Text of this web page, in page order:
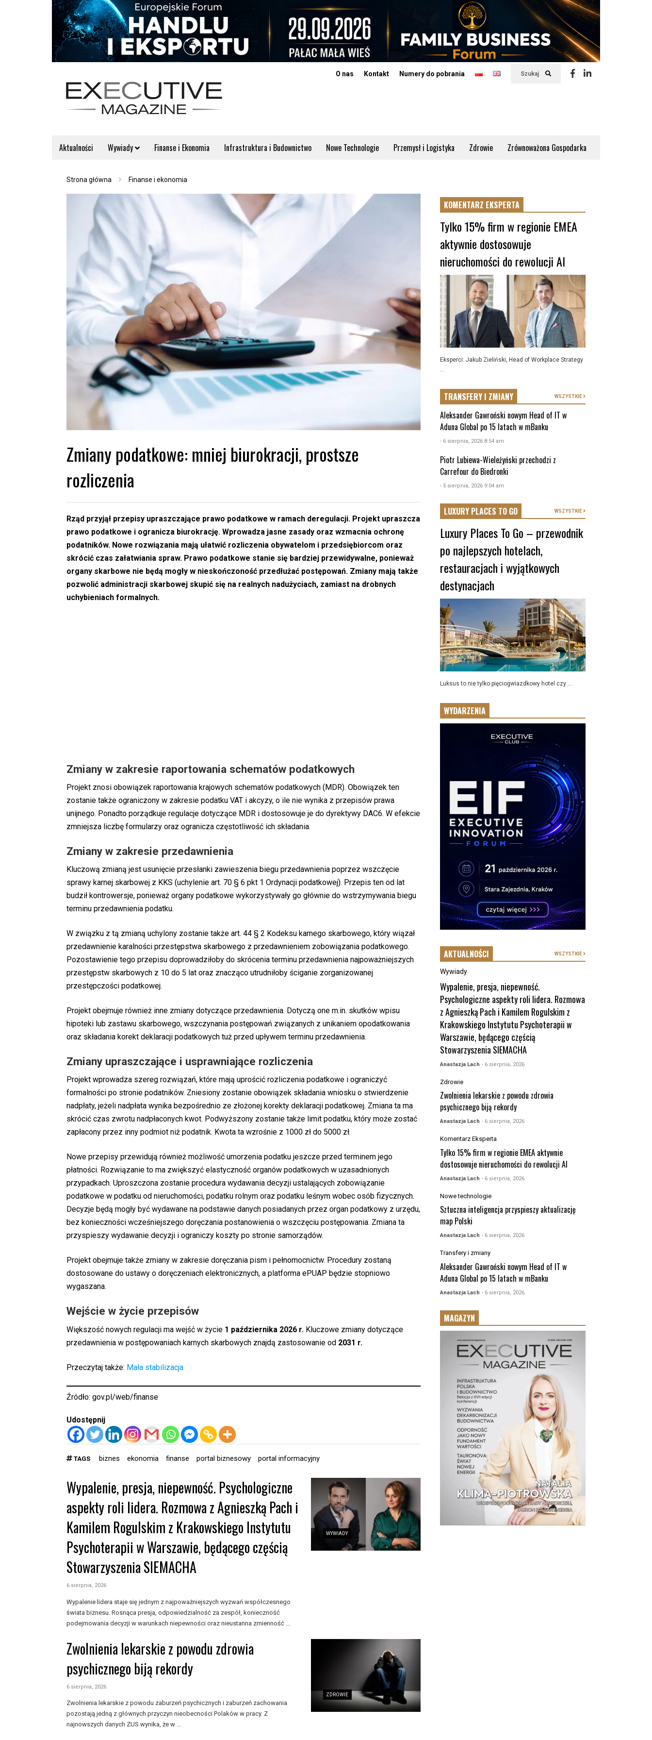
Szukaj
O nas Kontakt Numery do pobrania
Aktualności Wywiady Finanse i Ekonomia Infrastruktura i Budownictwo Nowe Technologie Przemysł i Logistyka Zdrowie Zrównoważona Gospodarka
Strona główna Finanse i ekonomia
Zmiany podatkowe: mniej biurokracji, prostsze
rozliczenia
Rząd przyjął przepisy upraszczające prawo podatkowe w ramach deregulacji. Projekt upraszcza
prawo podatkowe i ogranicza biurokrację. Wprowadza jasne zasady oraz wzmacnia ochronę
podatników. Nowe rozwiązania mają ułatwić rozliczenia obywatelom i przedsiębiorcom oraz
skrócić czas załatwiania spraw. Prawo podatkowe stanie się bardziej przewidywalne, ponieważ
organy skarbowe nie będą mogły w nieskończoność przedłużać postępowań. Zmiany mają także
pozwolić administracji skarbowej skupić się na realnych nadużyciach, zamiast na drobnych
uchybieniach formalnych.
Zmiany w zakresie raportowania schematów podatkowych
Projekt znosi obowiązek raportowania krajowych schematów podatkowych (MDR). Obowiązek ten
zostanie także ograniczony w zakresie podatku VAT i akcyzy, o ile nie wynika z przepisów prawa
unijnego. Ponadto porządkuje regulacje dotyczące MDR i dostosowuje je do dyrektywy DAC6. W efekcie
zmniejsza liczbę formularzy oraz ogranicza częstotliwość ich składania.
Zmiany w zakresie przedawnienia
Kluczową zmianą jest usunięcie przesłanki zawieszenia biegu przedawnienia poprzez wszczęcie
sprawy karnej skarbowej z KKS (uchylenie art. 70 § 6 pkt 1 Ordynacji podatkowej). Przepis ten od lat
budził kontrowersje, ponieważ organy podatkowe wykorzystywały go głównie do wstrzymywania biegu
terminu przedawnienia podatku.
W związku z tą zmianą uchylony zostanie także art. 44 § 2 Kodeksu karnego skarbowego, który wiązał
przedawnienie karalności przestępstwa skarbowego z przedawnieniem zobowiązania podatkowego.
Pozostawienie tego przepisu doprowadziłoby do skrócenia terminu przedawnienia najpoważniejszych
przestępstw skarbowych z 10 do 5 lat oraz znacząco utrudniłoby ściganie zorganizowanej
przestępczości podatkowej.
Projekt obejmuje również inne zmiany dotyczące przedawnienia. Dotyczą one m.in. skutków wpisu
hipoteki lub zastawu skarbowego, wszczynania postępowań związanych z unikaniem opodatkowania
oraz składania korekt deklaracji podatkowych tuż przed upływem terminu przedawnienia.
Zmiany upraszczające i usprawniające rozliczenia
Projekt wprowadza szereg rozwiązań, które mają uprościć rozliczenia podatkowe i ograniczyć
formalności po stronie podatników. Zniesiony zostanie obowiązek składania wniosku o stwierdzenie
nadpłaty, jeżeli nadpłata wynika bezpośrednio ze złożonej korekty deklaracji podatkowej. Zmiana ta ma
skrócić czas zwrotu nadpłaconych kwot. Podwyższony zostanie także limit podatku, który może zostać
zapłacony przez inny podmiot niż podatnik. Kwota ta wzrośnie z 1000 zł do 5000 zł.
Nowe przepisy przewidują również możliwość umorzenia podatku jeszcze przed terminem jego
płatności. Rozwiązanie to ma zwiększyć elastyczność organów podatkowych w uzasadnionych
przypadkach. Uproszczona zostanie procedura wydawania decyzji ustalających zobowiązanie
podatkowe w podatku od nieruchomości, podatku rolnym oraz podatku leśnym wobec osób fizycznych.
Decyzje będą mogły być wydawane na podstawie danych posiadanych przez organ podatkowy z urzędu,
bez konieczności wcześniejszego doręczania postanowienia o wszczęciu postępowania. Zmiana ta
przyspieszy wydawanie decyzji i ograniczy koszty po stronie samorządów.
Projekt obejmuje także zmiany w zakresie doręczania pism i pełnomocnictw. Procedury zostaną
dostosowane do ustawy o doręczeniach elektronicznych, a platforma ePUAP będzie stopniowo
wygaszana.
Wejście w życie przepisów
Większość nowych regulacji ma wejść w życie 1 października 2026 r. Kluczowe zmiany dotyczące
przedawnienia w postępowaniach karnych skarbowych znajdą zastosowanie od 2031 r.
Przeczytaj także: Mała stabilizacja
Źródło: gov.pl/web/finanse
Udostępnij
TAGS biznes ekonomia finanse portal biznesowy portal informacyjny
WYWIADY
Wypalenie, presja, niepewność. Psychologiczne
aspekty roli lidera. Rozmowa z Agnieszką Pach i
Kamilem Rogulskim z Krakowskiego Instytutu
Psychoterapii w Warszawie, będącego częścią
Stowarzyszenia SIEMACHA
6 sierpnia, 2026
Wypalenie lidera staje się jednym z najpoważniejszych wyzwań współczesnego
świata biznesu. Rosnąca presja, odpowiedzialność za zespół, konieczność
podejmowania decyzji w warunkach niepewności oraz nieustanna zmienność ...
ZDROWIE
Zwolnienia lekarskie z powodu zdrowia
psychicznego biją rekordy
6 sierpnia, 2026
Zwolnienia lekarskie z powodu zaburzeń psychicznych i zaburzeń zachowania
pozostają jedną z głównych przyczyn nieobecności Polaków w pracy. Z
najnowszych danych ZUS wynika, że w ...
KOMENTARZ EKSPERTA
Tylko 15% firm w regionie EMEA
aktywnie dostosowuje
nieruchomości do rewolucji AI
Eksperci: Jakub Zieliński, Head of Workplace Strategy
...
TRANSFERY I ZMIANY WSZYSTKIE
Aleksander Gawroński nowym Head of IT w
Aduna Global po 15 latach w mBanku
- 6 sierpnia, 2026 8:54 am
Piotr Lubiewa-Wieleżyński przechodzi z
Carrefour do Biedronki
- 5 sierpnia, 2026 9:04 am
LUXURY PLACES TO GO WSZYSTKIE
Luxury Places To Go – przewodnik
po najlepszych hotelach,
restauracjach i wyjątkowych
destynacjach
Luksus to nie tylko pięciogwiazdkowy hotel czy ...
WYDARZENIA
AKTUALNOŚCI WSZYSTKIE
Wywiady
Wypalenie, presja, niepewność.
Psychologiczne aspekty roli lidera. Rozmowa
z Agnieszką Pach i Kamilem Rogulskim z
Krakowskiego Instytutu Psychoterapii w
Warszawie, będącego częścią
Stowarzyszenia SIEMACHA
Anastazja Lach - 6 sierpnia, 2026
Zdrowie
Zwolnienia lekarskie z powodu zdrowia
psychicznego biją rekordy
Anastazja Lach - 6 sierpnia, 2026
Komentarz Eksperta
Tylko 15% firm w regionie EMEA aktywnie
dostosowuje nieruchomości do rewolucji AI
Anastazja Lach - 6 sierpnia, 2026
Nowe technologie
Sztuczna inteligencja przyspieszy aktualizację
map Polski
Anastazja Lach - 6 sierpnia, 2026
Transfery i zmiany
Aleksander Gawroński nowym Head of IT w
Aduna Global po 15 latach w mBanku
Anastazja Lach - 6 sierpnia, 2026
MAGAZYN